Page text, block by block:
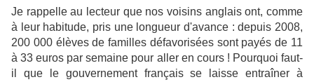
Je rappelle au lecteur que nos voisins anglais ont, comme
à leur habitude, pris une longueur d'avance : depuis 2008,
200 000 élèves de familles défavorisées sont payés de 11
à 33 euros par semaine pour aller en cours ! Pourquoi faut-
il que le gouvernement français se laisse entraîner à